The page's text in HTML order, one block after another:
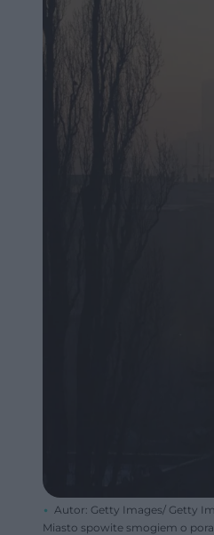
Autor: Getty Images/ Getty
Miasto spowite smogiem o